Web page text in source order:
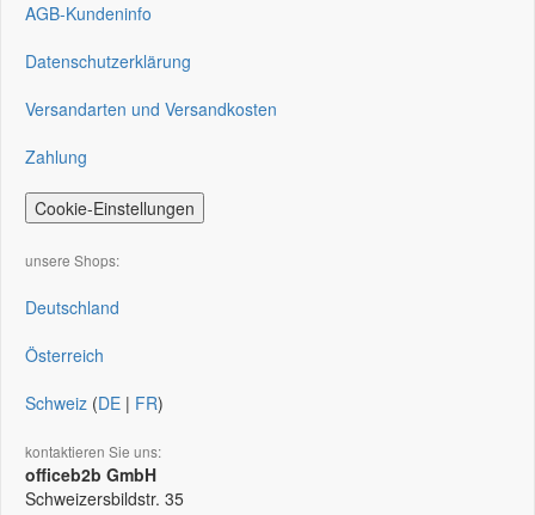
AGB-Kundeninfo
Datenschutzerklärung
Versandarten und Versandkosten
Zahlung
Cookie-Einstellungen
unsere Shops:
Deutschland
Österreich
Schweiz (DE | FR)
kontaktieren Sie uns:
officeb2b GmbH
Schweizersbildstr. 35